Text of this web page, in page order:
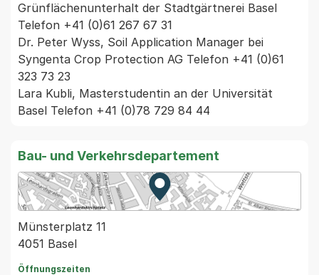
Grünflächenunterhalt der Stadtgärtnerei Basel
Telefon +41 (0)61 267 67 31
Dr. Peter Wyss, Soil Application Manager bei
Syngenta Crop Protection AG Telefon +41 (0)61
323 73 23
Lara Kubli, Masterstudentin an der Universität
Basel Telefon +41 (0)78 729 84 44
Bau- und Verkehrsdepartement
Zur Karte von MapBS.
Externer Link, wird in einem
Münsterplatz 11
4051 Basel
Öffnungszeiten